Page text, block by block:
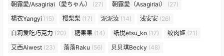
朝霧愛/Asagiriai（愛ちゃん）
(27) 朝霧愛（Asagiriai）
(27)
楊衣Yangyi (15) 樱梨梨 (17) 泥泥汝 (14) 浅安安 (26)
白莉爱吃巧克力 (20) 糖果果 (14) 纸悦etsu_ko (17) 绞肉姬 (21)
艾西Aiwest (23) 落落Raku (56) 贝贝琪Becky (48)